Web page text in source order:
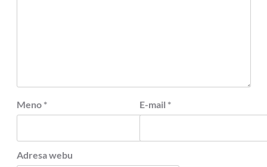
Meno * E-mail *
Adresa webu